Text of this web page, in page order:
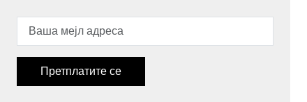
Претплатите се